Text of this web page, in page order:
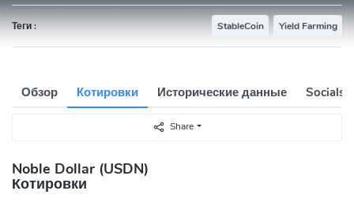
Теги : StableCoin Yield Farming
Обзор Котировки Исторические данные Socials
Share
Noble Dollar (USDN)
Котировки